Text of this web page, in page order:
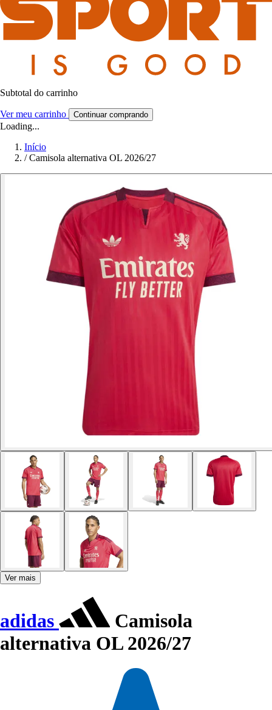
Subtotal do carrinho
Ver meu carrinho Continuar comprando
Loading...
Início
/ Camisola alternativa OL 2026/27
Ver mais
adidas
Camisola
alternativa OL 2026/27